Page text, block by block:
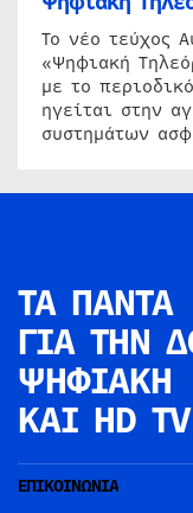
Το νέο τεύχος
«Ψηφιακή
με το
ηγείται στην
συστημάτων
ΤΑ ΠΑΝΤΑ
ΓΙΑ ΤΗΝ
ΨΗΦΙΑΚΗ
ΚΑΙ HD TV
ΕΠΙΚΟΙΝΩΝΙΑ